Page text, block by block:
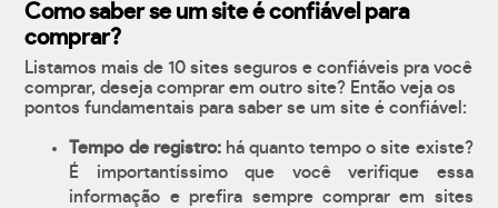
Como saber se um site é confiável para
comprar?
Listamos mais de 10 sites seguros e confiáveis pra você
comprar, deseja comprar em outro site? Então veja os
pontos fundamentais para saber se um site é confiável:
Tempo de registro:há quanto tempo o site existe?
É importantíssimo que você verifique essa
informação e prefira sempre comprar em sites